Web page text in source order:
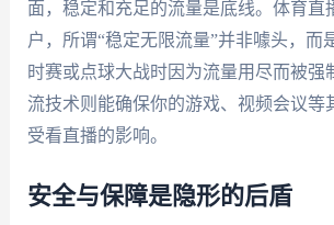
面，稳定和充足的流量是底线。体育直
户，所谓“稳定无限流量”并非噱头，而
时赛或点球大战时因为流量用尽而被强
流技术则能确保你的游戏、视频会议等
受看直播的影响。
安全与保障是隐形的后盾